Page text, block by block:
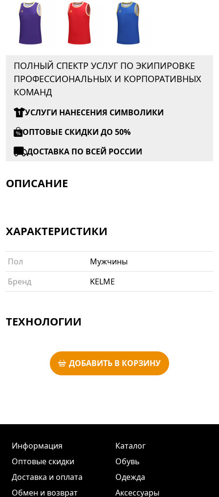
ПОЛНЫЙ СПЕКТР УСЛУГ ПО ЭКИПИРОВКЕ
ПРОФЕССИОНАЛЬНЫХ И КОРПОРАТИВНЫХ
КОМАНД
УСЛУГИ НАНЕСЕНИЯ СИМВОЛИКИ
ОПТОВЫЕ СКИДКИ ДО 50%
ДОСТАВКА ПО ВСЕЙ РОССИИ
ОПИСАНИЕ
ХАРАКТЕРИСТИКИ
Пол
Мужчины
Бренд
KELME
ТЕХНОЛОГИИ
ДОБАВИТЬ В КОРЗИНУ
Информация
Оптовые скидки
Доставка и оплата
Обмен и возврат
Каталог
Обувь
Одежда
Аксессуары